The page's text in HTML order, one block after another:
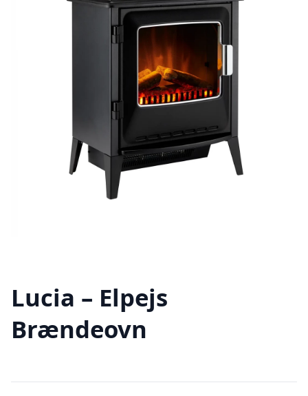
Lucia – Elpejs
Brændeovn